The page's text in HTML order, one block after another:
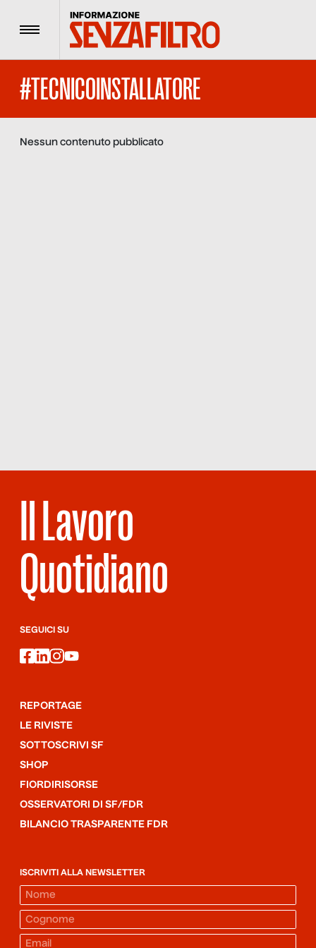
Menu
#TECNICOINSTALLATORE
Nessun contenuto pubblicato
Il Lavoro
Quotidiano
SEGUICI SU
facebook
linkedin
instagram
youtube
REPORTAGE
LE RIVISTE
SOTTOSCRIVI SF
SHOP
FIORDIRISORSE
OSSERVATORI DI SF/FDR
BILANCIO TRASPARENTE FDR
ISCRIVITI ALLA NEWSLETTER